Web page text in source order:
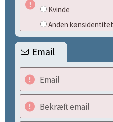
Kvinde
Anden kønsidentitet
Email
Email
Bekræft email